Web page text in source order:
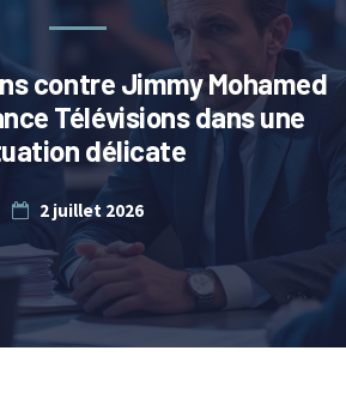
contre Jimmy Mohamed
Télévisions dans une
délicate
2 juillet 2026